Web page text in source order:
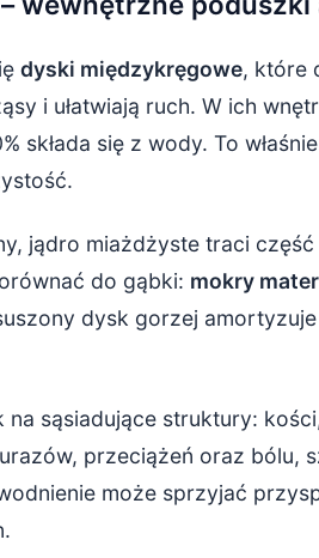
dyski międzykręgowe, które
i ułatwiają ruch. W ich
składa się z wody. To
jądro miażdżyste traci
do gąbki: mokry
dysk gorzej
na sąsiadujące struktury:
przeciążeń oraz bólu,
może sprzyjać